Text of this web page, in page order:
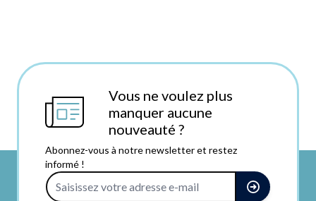
Vous ne voulez plus
manquer aucune
nouveauté ?
Abonnez-vous à notre newsletter et restez
informé !